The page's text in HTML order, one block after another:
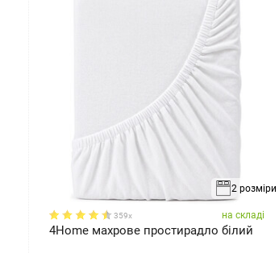
2 розміри
359x на складі
4Home махрове простирадло білий